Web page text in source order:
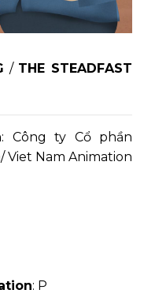
/ THE STEADFAST
: Công ty Cổ phần
Viet Nam Animation
: P